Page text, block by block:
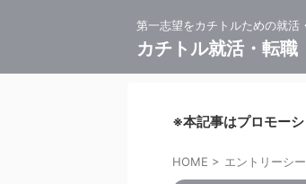
第一志望をカチトルための就活
カチトル就活・転職
※本記事はプロモー
HOME > エントリーシー